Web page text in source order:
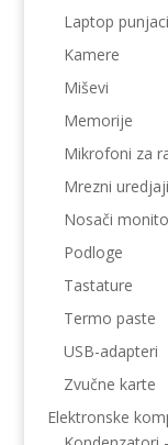
Laptop punjaci
Kamere
Miševi
Memorije
Mikrofoni za
Mrezni uredjaji
Nosači
Podloge
Tastature
Termo paste
USB-adapteri
Zvučne karte
Elektronske